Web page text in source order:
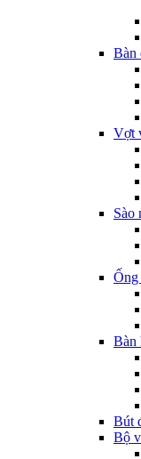
Bàn
Vợt
Sào
Ống
Bàn
Bút
Bộ